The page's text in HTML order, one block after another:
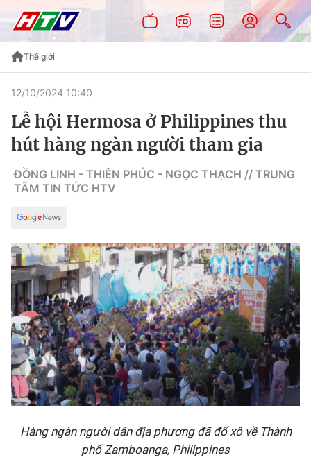
Thế giới
12/10/2024 10:40
Lễ hội Hermosa ở Philippines thu
hút hàng ngàn người tham gia
ĐỒNG LINH - THIÊN PHÚC - NGỌC THẠCH // TRUNG
TÂM TIN TỨC HTV
Hàng ngàn người dân địa phương đã đổ xô về Thành
phố Zamboanga, Philippines